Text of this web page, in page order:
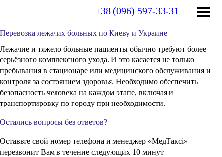
+38 (096) 597-33-31
Перевозка лежачих больных по Киеву и Украине
Лежачие и тяжело больные пациенты обычно требуют более
серьёзного комплексного ухода. И это касается не только
пребывания в стационаре или медицинского обслуживания и
контроля за состоянием здоровья. Необходимо обеспечить
безопасность человека на каждом этапе, включая и
транспортировку по городу при необходимости.
Остались вопросы без ответов?
Оставьте свой номер телефона и менеджер «МедТаксі»
перезвонит Вам в течение следующих 10 минут